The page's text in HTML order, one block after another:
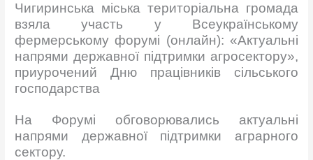
Чигиринська міська територіальна громада
взяла участь у Всеукраїнському
фермерському форумі (онлайн): «Актуальні
напрями державної підтримки агросектору»,
приурочений Дню працівників сільського
господарства
На Форумі обговорювались актуальні
напрями державної підтримки аграрного
сектору.